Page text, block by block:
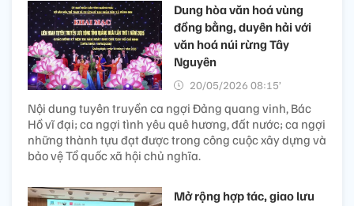
Dung hòa văn hoá vùng
đồng bằng, duyên hải với
văn hoá núi rừng Tây
Nguyên
20/05/2026 08:15’
Nội dung tuyên truyền ca ngợi Đảng quang vinh, Bác
Hồ vĩ đại; ca ngợi tình yêu quê hương, đất nước; ca ngợi
những thành tựu đạt được trong công cuộc xây dựng và
bảo vệ Tổ quốc xã hội chủ nghĩa.
Mở rộng hợp tác, giao lưu